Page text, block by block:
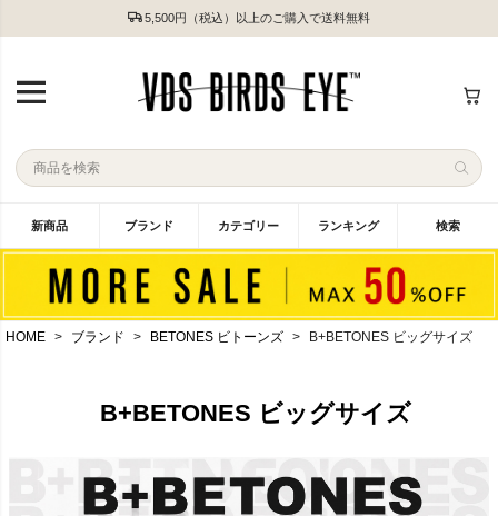
5,500円（税込）以上のご購入で送料無料
新商品 ブランド カテゴリー ランキング 検索
HOME ブランド BETONES ビトーンズ B+BETONES ビッグサイズ
B+BETONES ビッグサイズ